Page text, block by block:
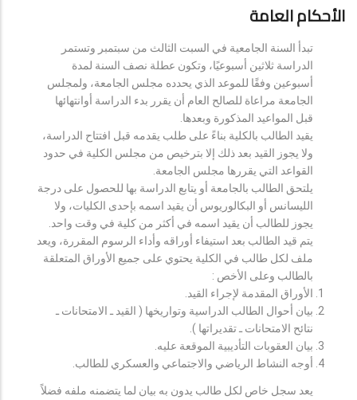
الأحكام العامة
تبدأ السنة الجامعية في السبت الثالث من سبتمبر وتستمر
الدراسة ثلاثين أسبوعيًا، وتكون عطلة نصف السنة لمدة
أسبوعين وفقًا للموعد الذي يحدده مجلس الجامعة، ولمجلس
الجامعة مراعاة للصالح العام أن يقرر بدء الدراسة أوانتهائها
قبل المواعيد المذكورة وبعدها.
يقيد الطالب بالكلية بناءً على طلب يقدمه قبل افتتاح الدراسة،
ولا يجوز القيد بعد ذلك إلا بترخيص من مجلس الكلية في حدود
القواعد التي يقررها مجلس الجامعة.
يلتحق الطالب بالجامعة أو يتابع الدراسة بها للحصول على درجة
الليسانس أو البكالوريوس أن يقيد اسمه بإحدى الكليات، ولا
يجوز للطالب أن يقيد اسمه في أكثر من كلية في وقت واحد.
يتم قيد الطالب بعد استيفاء أوراقه وأداء الرسوم المقررة، ويعد
ملف لكل طالب في الكلية يحتوي على جميع الأوراق المتعلقة
بالطالب وعلى الأخص :
الأوراق المقدمة لإجراء القيد.
بيان أحوال الطالب الدراسية وتواريخها ( القيد ـ الامتحانات ـ
نتائح الامتحانات ـ تقديراتها ).
بيان العقوبات التأديبية الموقعة عليه.
أوجه النشاط الرياضي والاجتماعي والعسكري للطالب.
يعد سجل خاص لكل طالب يدون به بيان لما يتضمنه ملفه فضلاً